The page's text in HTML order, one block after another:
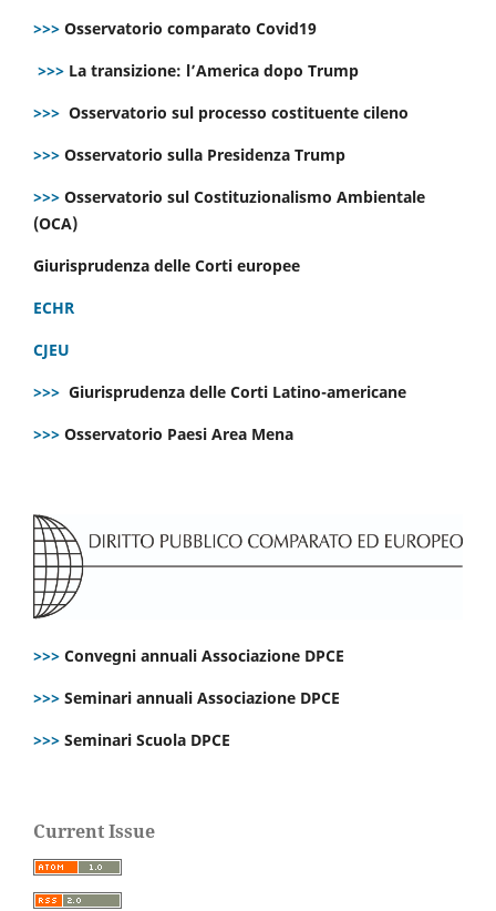
>>> Osservatorio comparato Covid19
>>> La transizione: l’America dopo Trump
>>> Osservatorio sul processo costituente cileno
>>> Osservatorio sulla Presidenza Trump
>>> Osservatorio sul Costituzionalismo Ambientale
(OCA)
Giurisprudenza delle Corti europee
ECHR
CJEU
>>> Giurisprudenza delle Corti Latino-americane
>>> Osservatorio Paesi Area Mena
>>> Convegni annuali Associazione DPCE
>>> Seminari annuali Associazione DPCE
>>> Seminari Scuola DPCE
Current Issue